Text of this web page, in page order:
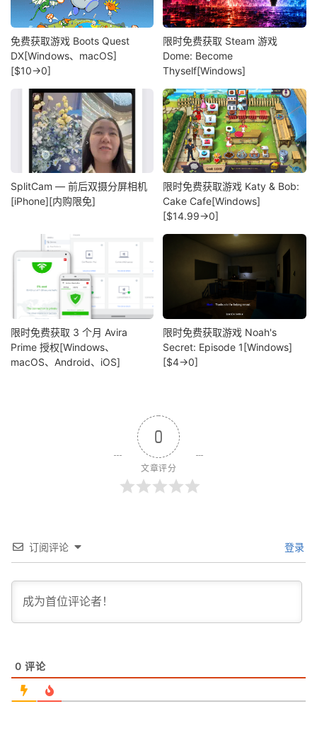
免费获取游戏 Boots Quest
DX[Windows、macOS]
[$10→0]
限时免费获取 Steam 游戏
Dome: Become
Thyself[Windows]
SplitCam — 前后双摄分屏相机
[iPhone][内购限免]
限时免费获取游戏 Katy & Bob:
Cake Cafe[Windows]
[$14.99→0]
限时免费获取 3 个月 Avira
Prime 授权[Windows、
macOS、Android、iOS]
限时免费获取游戏 Noah's
Secret: Episode 1[Windows]
[$4→0]
0
文章评分
订阅评论 登录
0 评论